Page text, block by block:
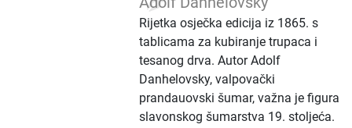
Rijetka osječka edicija iz 1865. s
tablicama za kubiranje trupaca i
tesanog drva. Autor Adolf
Danhelovsky, valpovački
prandauovski šumar, važna je figura
slavonskog šumarstva 19. stoljeća.